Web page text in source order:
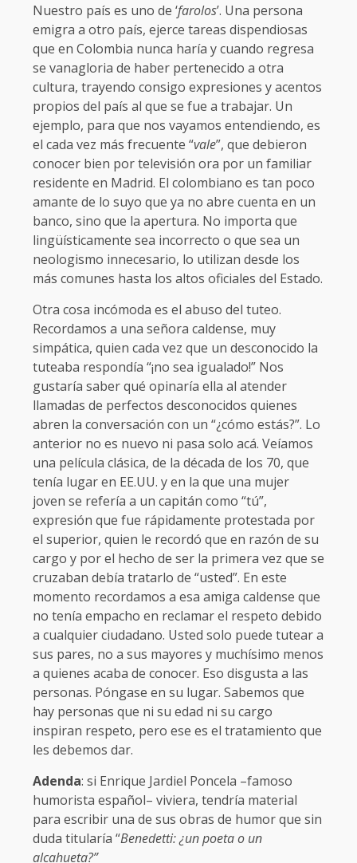
Nuestro país es uno de ‘farolos’. Una persona
emigra a otro país, ejerce tareas dispendiosas
que en Colombia nunca haría y cuando regresa
se vanagloria de haber pertenecido a otra
cultura, trayendo consigo expresiones y acentos
propios del país al que se fue a trabajar. Un
ejemplo, para que nos vayamos entendiendo, es
el cada vez más frecuente “vale”, que debieron
conocer bien por televisión ora por un familiar
residente en Madrid. El colombiano es tan poco
amante de lo suyo que ya no abre cuenta en un
banco, sino que la apertura. No importa que
lingüísticamente sea incorrecto o que sea un
neologismo innecesario, lo utilizan desde los
más comunes hasta los altos oficiales del Estado.
Otra cosa incómoda es el abuso del tuteo.
Recordamos a una señora caldense, muy
simpática, quien cada vez que un desconocido la
tuteaba respondía “¡no sea igualado!” Nos
gustaría saber qué opinaría ella al atender
llamadas de perfectos desconocidos quienes
abren la conversación con un “¿cómo estás?”. Lo
anterior no es nuevo ni pasa solo acá. Veíamos
una película clásica, de la década de los 70, que
tenía lugar en EE.UU. y en la que una mujer
joven se refería a un capitán como “tú”,
expresión que fue rápidamente protestada por
el superior, quien le recordó que en razón de su
cargo y por el hecho de ser la primera vez que se
cruzaban debía tratarlo de “usted”. En este
momento recordamos a esa amiga caldense que
no tenía empacho en reclamar el respeto debido
a cualquier ciudadano. Usted solo puede tutear a
sus pares, no a sus mayores y muchísimo menos
a quienes acaba de conocer. Eso disgusta a las
personas. Póngase en su lugar. Sabemos que
hay personas que ni su edad ni su cargo
inspiran respeto, pero ese es el tratamiento que
les debemos dar.
Adenda: si Enrique Jardiel Poncela –famoso
humorista español– viviera, tendría material
para escribir una de sus obras de humor que sin
duda titularía “Benedetti: ¿un poeta o un
alcahueta?”